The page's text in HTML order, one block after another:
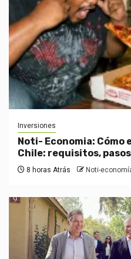
Inversiones
Noti- Economia: Cómo
Chile: requisitos,
8 horas Atrás Noti-